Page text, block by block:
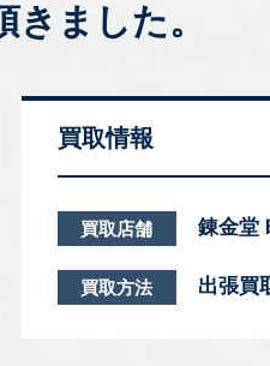
きました。
買取情報
買取店舗 錬金堂
買取方法 出張買